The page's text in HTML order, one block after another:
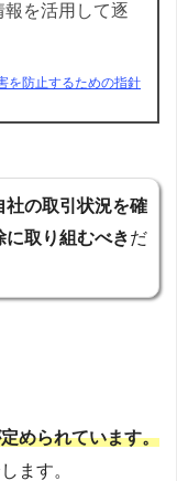
を活用して逐
を防止するための指針
社の取引状況を確
に取り組むべきだ
められています。
ます。